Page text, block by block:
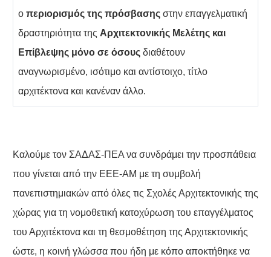
ο περιορισμός της πρόσβασηςστην επαγγελματική
δραστηριότητα της Αρχιτεκτονικής Μελέτης και
Επίβλεψης μόνο σε όσους διαθέτουν
αναγνωρισμένο, ισότιμο και αντίστοιχο, τίτλο
αρχιτέκτονα και κανέναν άλλο.
Καλούμε τον ΣΑΔΑΣ-ΠΕΑ να συνδράμει την προσπάθεια
που γίνεται από την ΕΕΕ-ΑΜ με τη συμβολή
πανεπιστημιακών από όλες τις Σχολές Αρχιτεκτονικής της
χώρας για τη νομοθετική κατοχύρωση του επαγγέλματος
του Αρχιτέκτονα και τη θεσμοθέτηση της Αρχιτεκτονικής
ώστε, η κοινή γλώσσα που ήδη με κόπο αποκτήθηκε να